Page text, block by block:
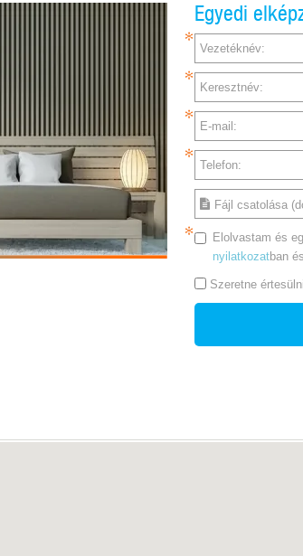
Egyedi
Vezetéknév:
Keresztnév:
E-mail:
Telefon:
Fájl csatolása
Elolvastam és
nyilatkozatban
Szeretne